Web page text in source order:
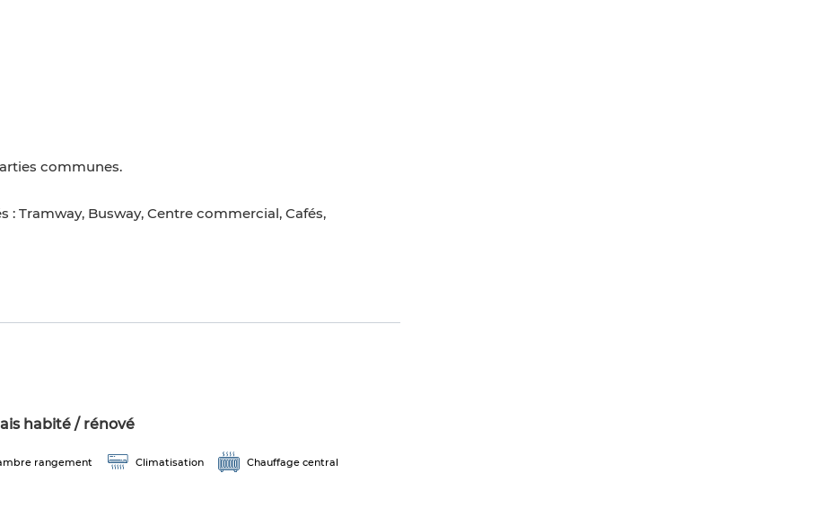
communes.
Tramway, Busway, Centre commercial, Cafés,
habité / rénové
rangement Climatisation Chauffage central